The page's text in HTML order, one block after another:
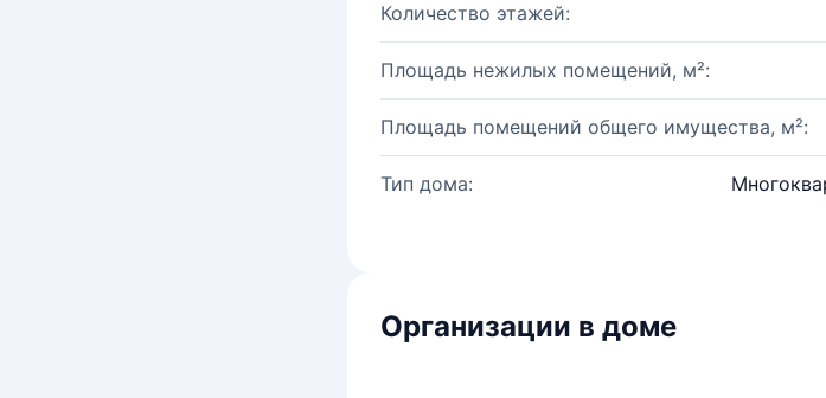
Количество этажей:
Площадь нежилых помещений, м²:
Площадь помещений общего имущества, м²:
Тип дома:
Организации в доме